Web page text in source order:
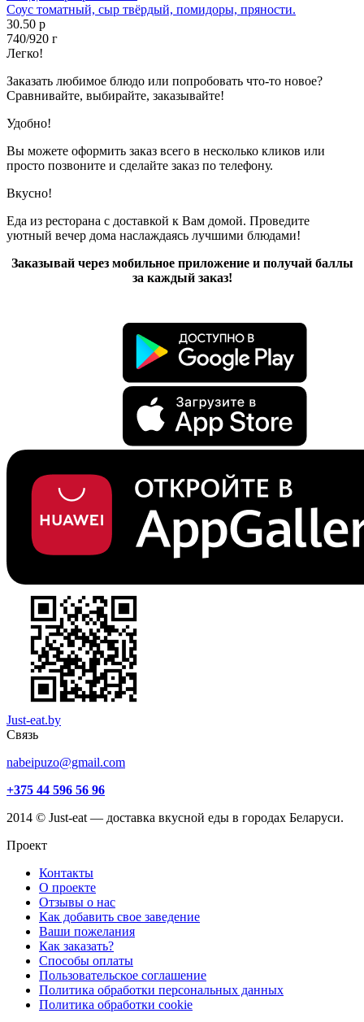
Соус томатный, сыр твёрдый, помидоры, пряности.
30.50 р
740/920 г
Легко!
Заказать любимое блюдо или попробовать что-то новое?
Сравнивайте, выбирайте, заказывайте!
Удобно!
Вы можете оформить заказ всего в несколько кликов или
просто позвоните и сделайте заказ по телефону.
Вкусно!
Еда из ресторана с доставкой к Вам домой. Проведите
уютный вечер дома наслаждаясь лучшими блюдами!
Заказывай через мобильное приложение и получай баллы
за каждый заказ!
Just-eat.by
Связь
nabeipuzo@gmail.com
+375 44 596 56 96
2014 © Just-eat — доставка вкусной еды в городах Беларуси.
Проект
Контакты
О проекте
Отзывы о нас
Как добавить свое заведение
Ваши пожелания
Как заказать?
Способы оплаты
Пользовательское соглашение
Политика обработки персональных данных
Политика обработки cookie